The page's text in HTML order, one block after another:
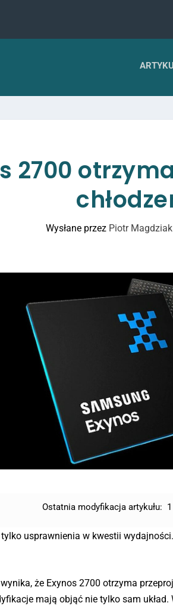
2700
Wysłane przez Piotr Magdziak
Ostatnia modyfikacja artykułu:
usprawnienia w kwestii
że Exynos 2700 otrzyma
mają objąć nie tylko sam